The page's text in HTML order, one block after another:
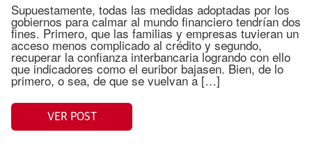
Supuestamente, todas las medidas adoptadas por los
gobiernos para calmar al mundo financiero tendrían dos
fines. Primero, que las familias y empresas tuvieran un
acceso menos complicado al crédito y segundo,
recuperar la confianza interbancaria logrando con ello
que indicadores como el euribor bajasen. Bien, de lo
primero, o sea, de que se vuelvan a […]
VER POST